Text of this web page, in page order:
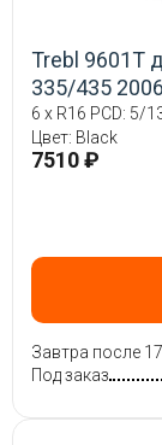
Trebl 9601T
335/435
6 x R16 PCD: 5/
Цвет: Black
7510 ₽
Завтра после
Под заказ